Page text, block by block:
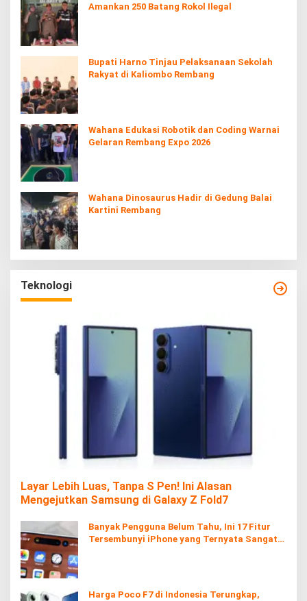
Amankan 250 Batang Rokol Ilegal
Bupati Harno Tinjau Pelaksanaan Sekolah
Rakyat di Kaliombo Rembang
Wahana Edukasi Robotik dan Coding Warnai
Gelaran Rembang Expo 2026
Wahana Dinosaurus Hadir di Gedung Balai
Kartini Rembang
Teknologi
Layar Lebih Luas, Tanpa S Pen! Ini Alasan
Mengejutkan Samsung di Galaxy Z Fold7
Banyak Pengguna Belum Tahu, Ini 17 Fitur
Tersembunyi iPhone yang Ternyata Sangat
Harga Poco F7 di Indonesia Terungkap,